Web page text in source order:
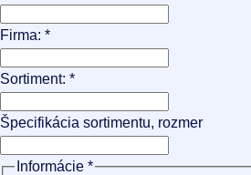
Firma: *
Sortiment: *
Špecifikácia sortimentu, rozmer
Informácie *